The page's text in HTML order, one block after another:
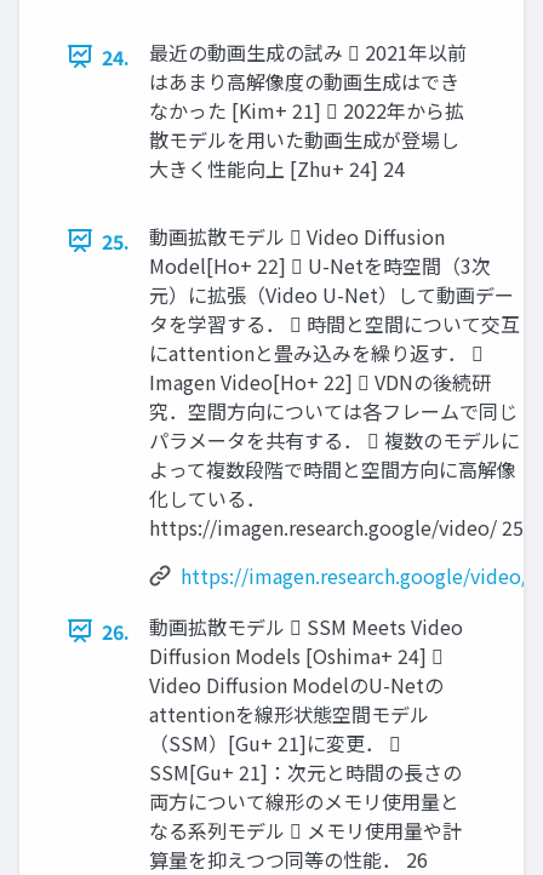
24.
最近の動画生成の試み  2021年以前
はあまり高解像度の動画生成はでき
なかった [Kim+ 21]  2022年から拡
散モデルを用いた動画生成が登場し
大きく性能向上 [Zhu+ 24] 24
25.
動画拡散モデル  Video Diffusion
Model[Ho+ 22]  U-Netを時空間（3次
元）に拡張（Video U-Net）して動画デー
タを学習する．  時間と空間について交互
にattentionと畳み込みを繰り返す． 
Imagen Video[Ho+ 22]  VDNの後続研
究．空間方向については各フレームで同じ
パラメータを共有する．  複数のモデルに
よって複数段階で時間と空間方向に高解像
化している．
https://imagen.research.google/video/ 25
https://imagen.research.google/video/
26.
動画拡散モデル  SSM Meets Video
Diffusion Models [Oshima+ 24] 
Video Diffusion ModelのU-Netの
attentionを線形状態空間モデル
（SSM）[Gu+ 21]に変更． 
SSM[Gu+ 21]：次元と時間の長さの
両方について線形のメモリ使用量と
なる系列モデル  メモリ使用量や計
算量を抑えつつ同等の性能． 26